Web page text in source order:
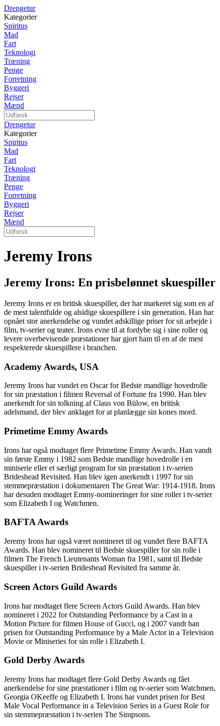
Drengetur
Kategorier
Spiritus
Mad
Fart
Teknologi
Træning
Penge
Forretning
Byggeri
Rejser
Mænd
Drengetur
Kategorier
Spiritus
Mad
Fart
Teknologi
Træning
Penge
Forretning
Byggeri
Rejser
Mænd
Jeremy Irons
Jeremy Irons: En prisbelønnet skuespiller
Jeremy Irons er en britisk skuespiller, der har markeret sig som en af
de mest talentfulde og alsidige skuespillere i sin generation. Han har
opnået stor anerkendelse og vundet adskillige priser for sit arbejde i
film, tv-serier og teater. Irons evne til at fordybe sig i sine roller og
levere overbevisende præstationer har gjort ham til en af de mest
respekterede skuespillere i branchen.
Academy Awards, USA
Jeremy Irons har vundet en Oscar for Bedste mandlige hovedrolle
for sin præstation i filmen Reversal of Fortune fra 1990. Han blev
anerkendt for sin tolkning af Claus von Bülow, en britisk
adelsmand, der blev anklaget for at planlægge sin kones mord.
Primetime Emmy Awards
Irons har også modtaget flere Primetime Emmy Awards. Han vandt
sin første Emmy i 1982 som Bedste mandlige hovedrolle i en
miniserie eller et særligt program for sin præstation i tv-serien
Brideshead Revisited. Han blev igen anerkendt i 1997 for sin
stemmepræstation i dokumentaren The Great War: 1914-1918. Irons
har desuden modtaget Emmy-nomineringer for sine roller i tv-serier
som Elizabeth I og Watchmen.
BAFTA Awards
Jeremy Irons har også været nomineret til og vundet flere BAFTA
Awards. Han blev nomineret til Bedste skuespiller for sin rolle i
filmen The French Lieutenants Woman fra 1981, samt til Bedste
skuespiller i tv-serien Brideshead Revisited fra samme år.
Screen Actors Guild Awards
Irons har modtaget flere Screen Actors Guild Awards. Han blev
nomineret i 2022 for Outstanding Performance by a Cast in a
Motion Picture for filmen House of Gucci, og i 2007 vandt han
prisen for Outstanding Performance by a Male Actor in a Television
Movie or Miniseries for sin rolle i Elizabeth I.
Gold Derby Awards
Jeremy Irons har modtaget flere Gold Derby Awards og fået
anerkendelse for sine præstationer i film og tv-serier som Watchmen,
Georgia OKeeffe og Elizabeth I. Irons har vundet prisen for Best
Male Vocal Performance in a Television Series in a Guest Role for
sin stemmepræstation i tv-serien The Simpsons.